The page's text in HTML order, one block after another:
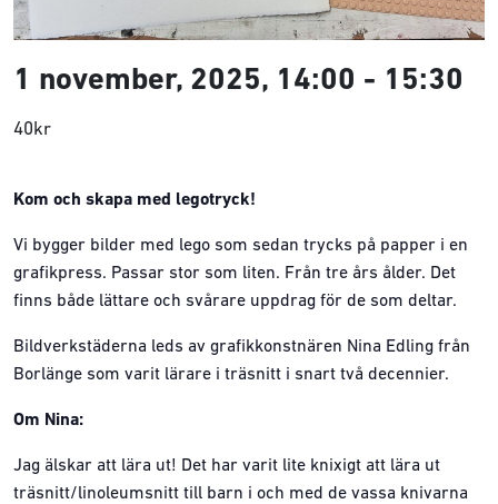
1 november, 2025, 14:00 - 15:30
40kr
Kom och skapa med legotryck!
Vi bygger bilder med lego som sedan trycks på papper i en
grafikpress. Passar stor som liten. Från tre års ålder. Det
finns både lättare och svårare uppdrag för de som deltar.
Bildverkstäderna leds av grafikkonstnären Nina Edling från
Borlänge som varit lärare i träsnitt i snart två decennier.
Om Nina:
Jag älskar att lära ut! Det har varit lite knixigt att lära ut
träsnitt/linoleumsnitt till barn i och med de vassa knivarna